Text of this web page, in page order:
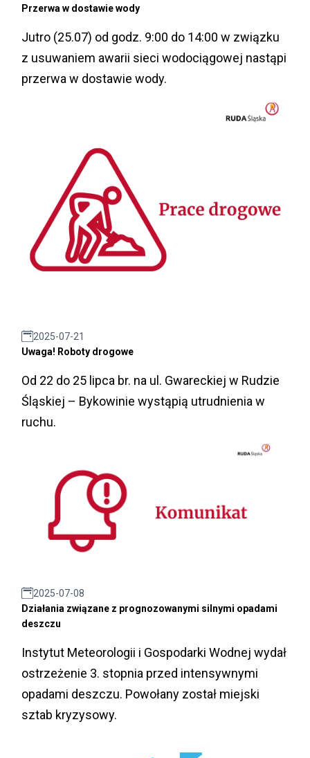
Przerwa w dostawie wody
Jutro (25.07) od godz. 9:00 do 14:00 w związku
z usuwaniem awarii sieci wodociągowej nastąpi
przerwa w dostawie wody.
2025-07-21
Uwaga! Roboty drogowe
Od 22 do 25 lipca br. na ul. Gwareckiej w Rudzie
Śląskiej – Bykowinie wystąpią utrudnienia w
ruchu.
2025-07-08
Działania związane z prognozowanymi silnymi opadami
deszczu
Instytut Meteorologii i Gospodarki Wodnej wydał
ostrzeżenie 3. stopnia przed intensywnymi
opadami deszczu. Powołany został miejski
sztab kryzysowy.